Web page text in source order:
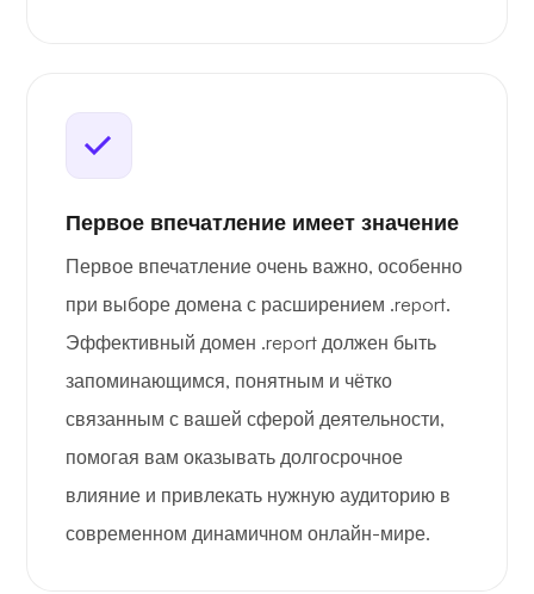
Первое впечатление имеет значение
Первое впечатление очень важно, особенно
при выборе домена с расширением .report.
Эффективный домен .report должен быть
запоминающимся, понятным и чётко
связанным с вашей сферой деятельности,
помогая вам оказывать долгосрочное
влияние и привлекать нужную аудиторию в
современном динамичном онлайн-мире.